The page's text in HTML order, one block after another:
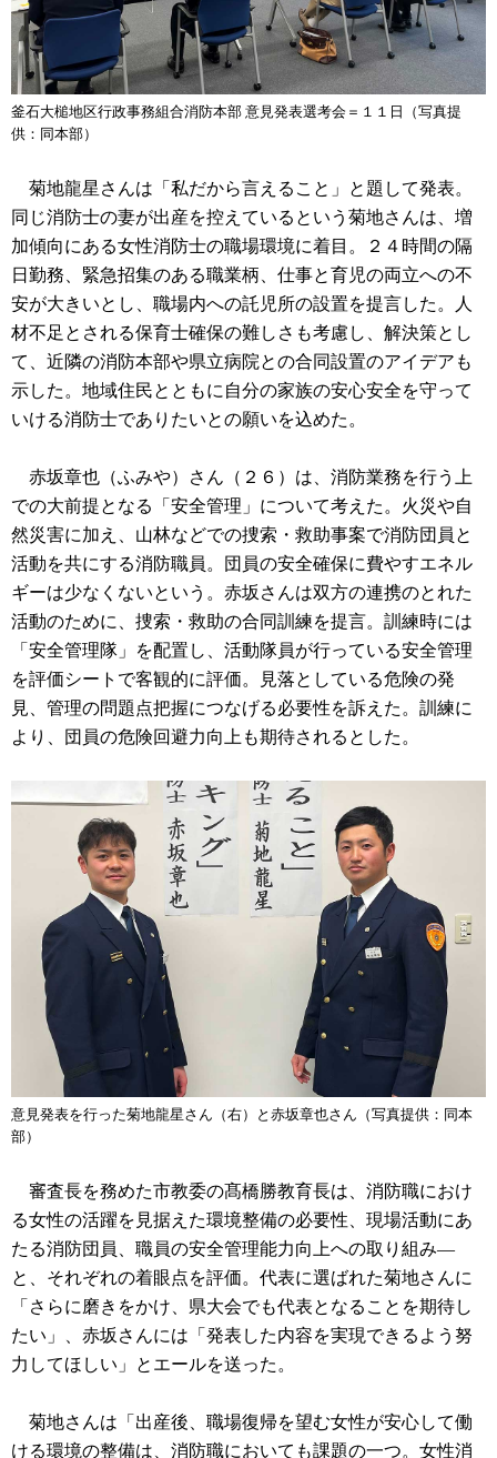
釜石大槌地区行政事務組合消防本部 意見発表選考会＝１１日（写真提
供：同本部）
菊地龍星さんは「私だから言えること」と題して発表。
同じ消防士の妻が出産を控えているという菊地さんは、増
加傾向にある女性消防士の職場環境に着目。２４時間の隔
日勤務、緊急招集のある職業柄、仕事と育児の両立への不
安が大きいとし、職場内への託児所の設置を提言した。人
材不足とされる保育士確保の難しさも考慮し、解決策とし
て、近隣の消防本部や県立病院との合同設置のアイデアも
示した。地域住民とともに自分の家族の安心安全を守って
いける消防士でありたいとの願いを込めた。
赤坂章也（ふみや）さん（２６）は、消防業務を行う上
での大前提となる「安全管理」について考えた。火災や自
然災害に加え、山林などでの捜索・救助事案で消防団員と
活動を共にする消防職員。団員の安全確保に費やすエネル
ギーは少なくないという。赤坂さんは双方の連携のとれた
活動のために、捜索・救助の合同訓練を提言。訓練時には
「安全管理隊」を配置し、活動隊員が行っている安全管理
を評価シートで客観的に評価。見落としている危険の発
見、管理の問題点把握につなげる必要性を訴えた。訓練に
より、団員の危険回避力向上も期待されるとした。
意見発表を行った菊地龍星さん（右）と赤坂章也さん（写真提供：同本
部）
審査長を務めた市教委の髙橋勝教育長は、消防職におけ
る女性の活躍を見据えた環境整備の必要性、現場活動にあ
たる消防団員、職員の安全管理能力向上への取り組み―
と、それぞれの着眼点を評価。代表に選ばれた菊地さんに
「さらに磨きをかけ、県大会でも代表となることを期待し
たい」、赤坂さんには「発表した内容を実現できるよう努
力してほしい」とエールを送った。
菊地さんは「出産後、職場復帰を望む女性が安心して働
ける環境の整備は、消防職においても課題の一つ。女性消